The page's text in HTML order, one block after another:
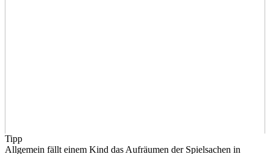
Tipp
Allgemein fällt einem Kind das Aufräumen der Spielsachen in